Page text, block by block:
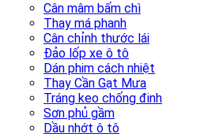
Cân mâm bấm chì
Thay má phanh
Cân chỉnh thước lái
Đảo lốp xe ô tô
Dán phim cách nhiệt
Thay Cần Gạt Mưa
Tráng keo chống đinh
Sơn phủ gầm
Dầu nhớt ô tô